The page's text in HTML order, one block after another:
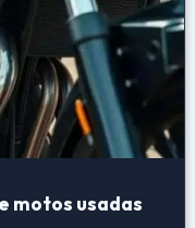
motos usadas